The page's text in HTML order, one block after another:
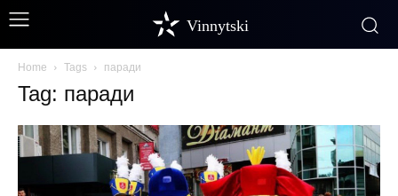
Vinnytski
Home Tags паради
Tag: паради